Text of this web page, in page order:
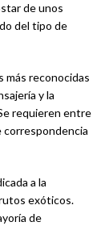
de unos
del tipo de
más reconocidas
y la
requieren entre
correspondencia
a la
exóticos.
de